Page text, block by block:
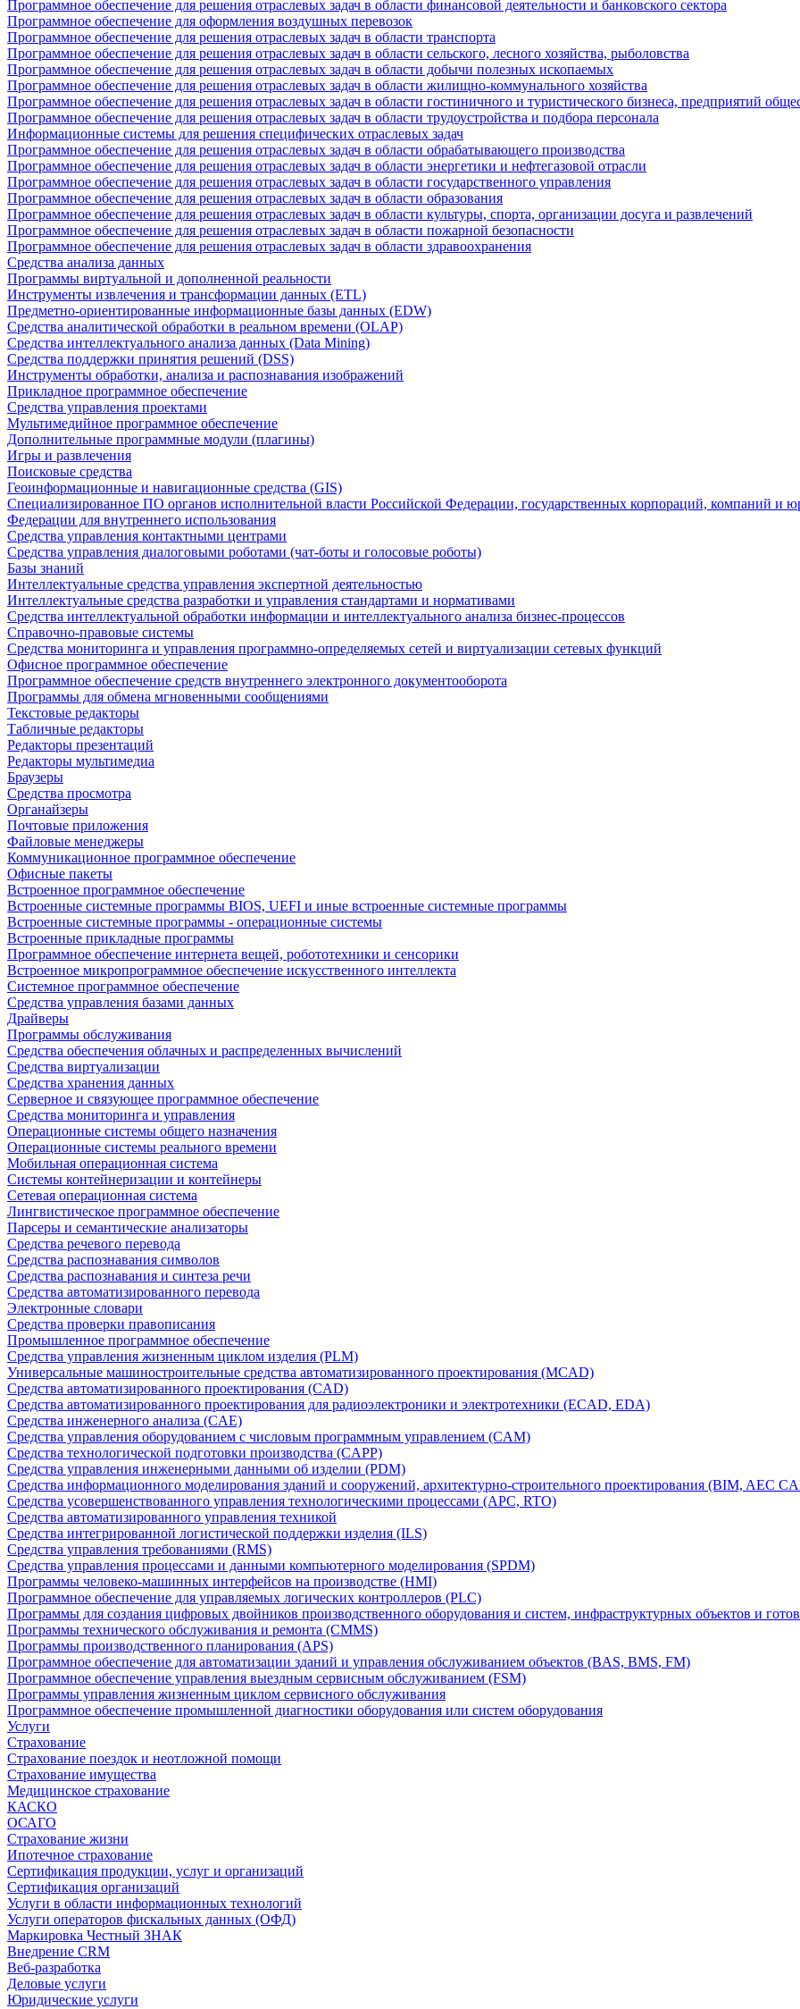
Программное обеспечение для решения отраслевых задач в области финансовой деятельности и банковского сектора
Программное обеспечение для оформления воздушных перевозок
Программное обеспечение для решения отраслевых задач в области транспорта
Программное обеспечение для решения отраслевых задач в области сельского, лесного хозяйства, рыболовства
Программное обеспечение для решения отраслевых задач в области добычи полезных ископаемых
Программное обеспечение для решения отраслевых задач в области жилищно-коммунального хозяйства
Программное обеспечение для решения отраслевых задач в области гостиничного и туристического бизнеса, предприятий
Программное обеспечение для решения отраслевых задач в области трудоустройства и подбора персонала
Информационные системы для решения специфических отраслевых задач
Программное обеспечение для решения отраслевых задач в области обрабатывающего производства
Программное обеспечение для решения отраслевых задач в области энергетики и нефтегазовой отрасли
Программное обеспечение для решения отраслевых задач в области государственного управления
Программное обеспечение для решения отраслевых задач в области образования
Программное обеспечение для решения отраслевых задач в области культуры, спорта, организации досуга и развлечений
Программное обеспечение для решения отраслевых задач в области пожарной безопасности
Программное обеспечение для решения отраслевых задач в области здравоохранения
Средства анализа данных
Программы виртуальной и дополненной реальности
Инструменты извлечения и трансформации данных (ETL)
Предметно-ориентированные информационные базы данных (EDW)
Средства аналитической обработки в реальном времени (OLAP)
Средства интеллектуального анализа данных (Data Mining)
Средства поддержки принятия решений (DSS)
Инструменты обработки, анализа и распознавания изображений
Прикладное программное обеспечение
Средства управления проектами
Мультимедийное программное обеспечение
Дополнительные программные модули (плагины)
Игры и развлечения
Поисковые средства
Геоинформационные и навигационные средства (GIS)
Специализированное ПО органов исполнительной власти Российской Федерации, государственных корпораций, компаний и
Федерации для внутреннего использования
Средства управления контактными центрами
Средства управления диалоговыми роботами (чат-боты и голосовые роботы)
Базы знаний
Интеллектуальные средства управления экспертной деятельностью
Интеллектуальные средства разработки и управления стандартами и нормативами
Средства интеллектуальной обработки информации и интеллектуального анализа бизнес-процессов
Справочно-правовые системы
Средства мониторинга и управления программно-определяемых сетей и виртуализации сетевых функций
Офисное программное обеспечение
Программное обеспечение средств внутреннего электронного документооборота
Программы для обмена мгновенными сообщениями
Текстовые редакторы
Табличные редакторы
Редакторы презентаций
Редакторы мультимедиа
Браузеры
Средства просмотра
Органайзеры
Почтовые приложения
Файловые менеджеры
Коммуникационное программное обеспечение
Офисные пакеты
Встроенное программное обеспечение
Встроенные системные программы BIOS, UEFI и иные встроенные системные программы
Встроенные системные программы - операционные системы
Встроенные прикладные программы
Программное обеспечение интернета вещей, робототехники и сенсорики
Встроенное микропрограммное обеспечение искусственного интеллекта
Системное программное обеспечение
Средства управления базами данных
Драйверы
Программы обслуживания
Средства обеспечения облачных и распределенных вычислений
Средства виртуализации
Средства хранения данных
Серверное и связующее программное обеспечение
Средства мониторинга и управления
Операционные системы общего назначения
Операционные системы реального времени
Мобильная операционная система
Системы контейнеризации и контейнеры
Сетевая операционная система
Лингвистическое программное обеспечение
Парсеры и семантические анализаторы
Средства речевого перевода
Средства распознавания символов
Средства распознавания и синтеза речи
Средства автоматизированного перевода
Электронные словари
Средства проверки правописания
Промышленное программное обеспечение
Средства управления жизненным циклом изделия (PLM)
Универсальные машиностроительные средства автоматизированного проектирования (MCAD)
Средства автоматизированного проектирования (CAD)
Средства автоматизированного проектирования для радиоэлектроники и электротехники (ECAD, EDA)
Средства инженерного анализа (CAE)
Средства управления оборудованием с числовым программным управлением (CAM)
Средства технологической подготовки производства (CAPP)
Средства управления инженерными данными об изделии (PDM)
Средства информационного моделирования зданий и сооружений, архитектурно-строительного проектирования (BIM, AEC
Средства усовершенствованного управления технологическими процессами (APC, RTO)
Средства автоматизированного управления техникой
Средства интегрированной логистической поддержки изделия (ILS)
Средства управления требованиями (RMS)
Средства управления процессами и данными компьютерного моделирования (SPDM)
Программы человеко-машинных интерфейсов на производстве (HMI)
Программное обеспечение для управляемых логических контроллеров (PLC)
Программы для создания цифровых двойников производственного оборудования и систем, инфраструктурных объектов и
Программы технического обслуживания и ремонта (CMMS)
Программы производственного планирования (APS)
Программное обеспечение для автоматизации зданий и управления обслуживанием объектов (BAS, BMS, FM)
Программное обеспечение управления выездным сервисным обслуживанием (FSM)
Программы управления жизненным циклом сервисного обслуживания
Программное обеспечение промышленной диагностики оборудования или систем оборудования
Услуги
Страхование
Страхование поездок и неотложной помощи
Страхование имущества
Медицинское страхование
КАСКО
ОСАГО
Страхование жизни
Ипотечное страхование
Сертификация продукции, услуг и организаций
Сертификация организаций
Услуги в области информационных технологий
Услуги операторов фискальных данных (ОФД)
Маркировка Честный ЗНАК
Внедрение CRM
Веб-разработка
Деловые услуги
Юридические услуги